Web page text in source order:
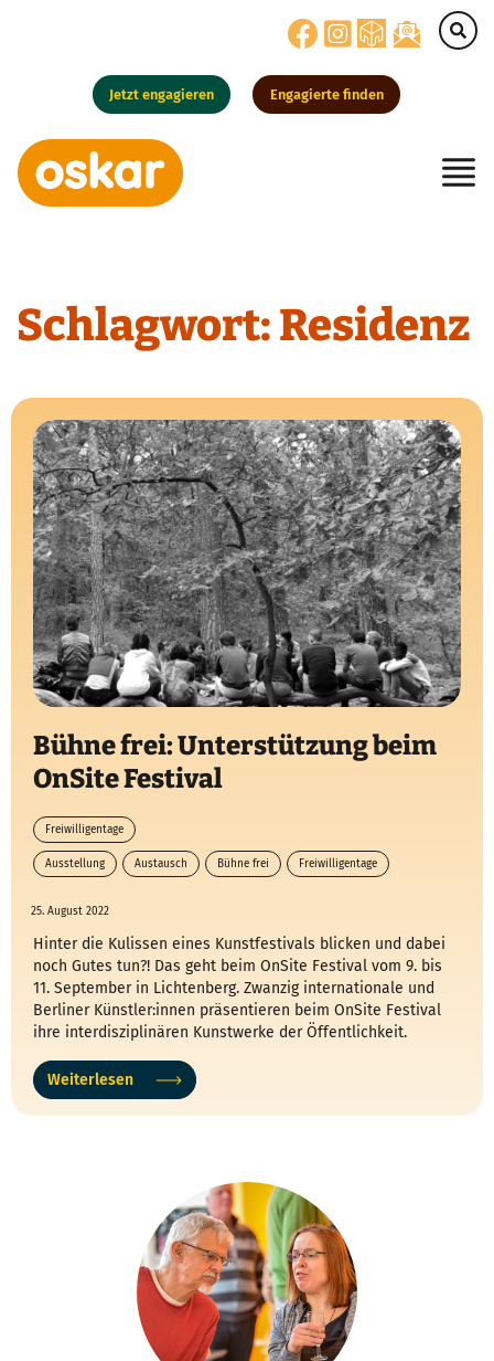
Jetzt engagieren Engagierte finden
Hauptnavigation
Schlagwort:Residenz
Bühne frei: Unterstützung beim
OnSite Festival
Freiwilligentage
Ausstellung Austausch Bühne frei Freiwilligentage
25. August 2022
Hinter die Kulissen eines Kunstfestivals blicken und dabei
noch Gutes tun?! Das geht beim OnSite Festival vom 9. bis
11. September in Lichtenberg. Zwanzig internationale und
Berliner Künstler:innen präsentieren beim OnSite Festival
ihre interdisziplinären Kunstwerke der Öffentlichkeit.
Weiterlesen